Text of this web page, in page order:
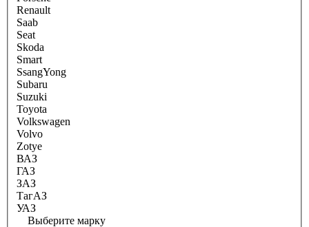
Renault
Saab
Seat
Skoda
Smart
SsangYong
Subaru
Suzuki
Toyota
Volkswagen
Volvo
Zotye
ВАЗ
ГАЗ
ЗАЗ
ТагАЗ
УАЗ
Выберите марку